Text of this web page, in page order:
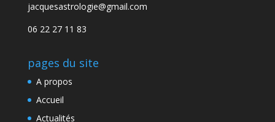
jacquesastrologie@gmail.com
06 22 27 11 83
pages du site
A propos
Accueil
Actualités